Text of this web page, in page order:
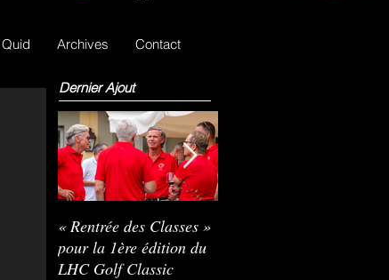
Archives Contact
Dernier Ajout
« Rentrée des Classes »
pour la 1ère édition du
LHC Golf Classic